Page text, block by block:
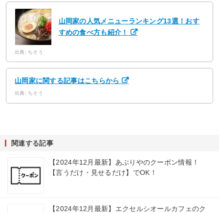
山岡家の人気メニューランキング13選！おす
すめの食べ方も紹介！
出典: ちそう
山岡家に関する記事はこちらから
出典: ちそう
関連する記事
【2024年12月最新】あぶりやのクーポン情報！
【言うだけ・見せるだけ】でOK！
【2024年12月最新】エクセルシオールカフェのク